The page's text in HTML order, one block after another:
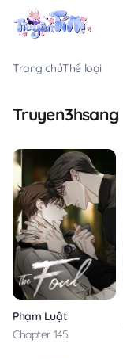
Trang chủThể loại
Truyen3hsang
Phạm Luật
Chapter 145